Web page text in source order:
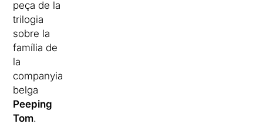
peça de la
trilogia
sobre la
família de
la
companyia
belga
Peeping
Tom.